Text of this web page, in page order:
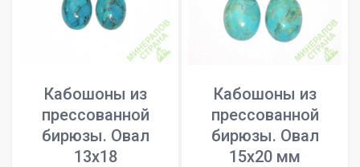
Кабошоны из
прессованной
бирюзы. Овал
13x18
Кабошоны из
прессованной
бирюзы. Овал
15x20 мм